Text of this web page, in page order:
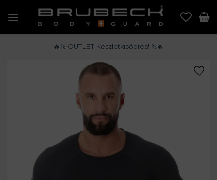
🔥% OUTLET Készletkisöprés! %🔥